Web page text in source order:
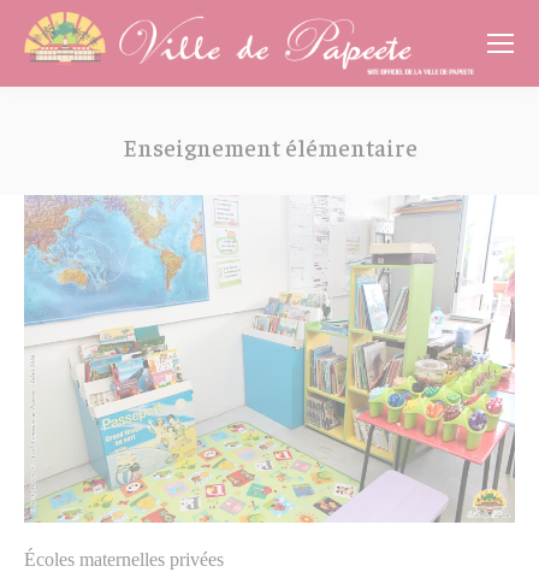
Enseignement élémentaire
Écoles maternelles privées
Cookies management panel